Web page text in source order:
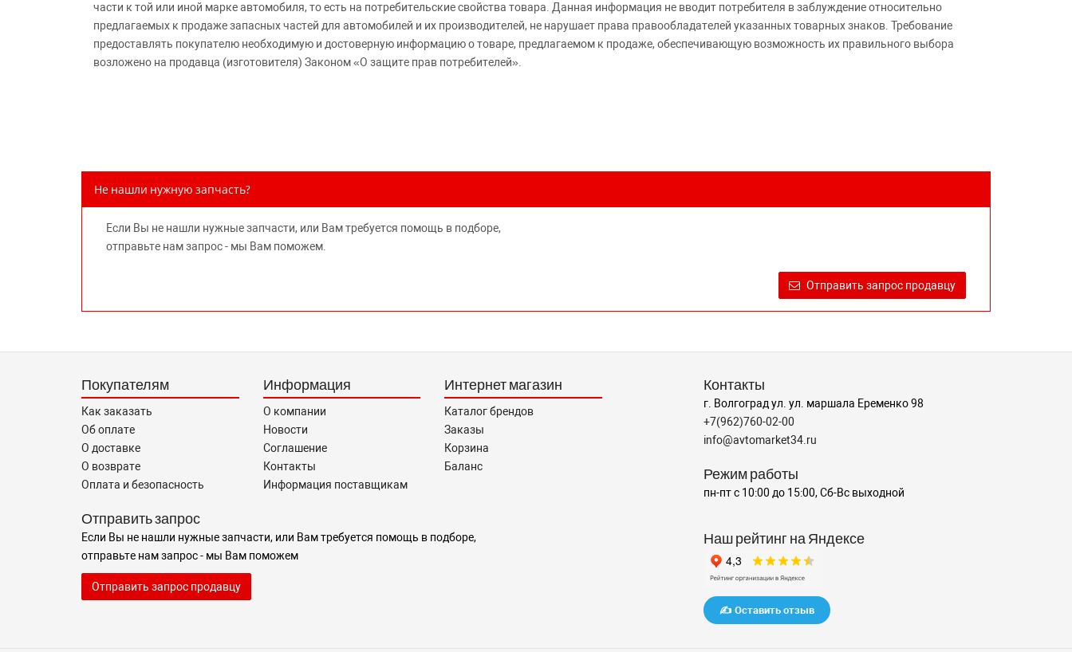
части к той или иной марке автомобиля, то есть на потребительские свойства товара. Данная информация не вводит потребителя в заблуждение относительно
предлагаемых к продаже запасных частей для автомобилей и их производителей, не нарушает права правообладателей указанных товарных знаков. Требование
предоставлять покупателю необходимую и достоверную информацию о товаре, предлагаемом к продаже, обеспечивающую возможность их правильного выбора
возложено на продавца (изготовителя) Законом «О защите прав потребителей».
Не нашли нужную запчасть?
Если Вы не нашли нужные запчасти, или Вам требуется помощь в подборе,
отправьте нам запрос - мы Вам поможем.
Отправить запрос продавцу
Покупателям
Как заказать
Об оплате
О доставке
О возврате
Оплата и безопасность
Информация
О компании
Новости
Соглашение
Контакты
Информация поставщикам
Интернет магазин
Каталог брендов
Заказы
Корзина
Баланс
Отправить запрос
Если Вы не нашли нужные запчасти, или Вам требуется помощь в подборе,
отправьте нам запрос - мы Вам поможем
Отправить запрос продавцу
Контакты
г. Волгоград ул. ул. маршала Еременко 98
+7(962)760-02-00
info@avtomarket34.ru
Режим работы
пн-пт с 10:00 до 15:00, Сб-Вс выходной
Наш рейтинг на Яндексе
✍️ Оставить отзыв